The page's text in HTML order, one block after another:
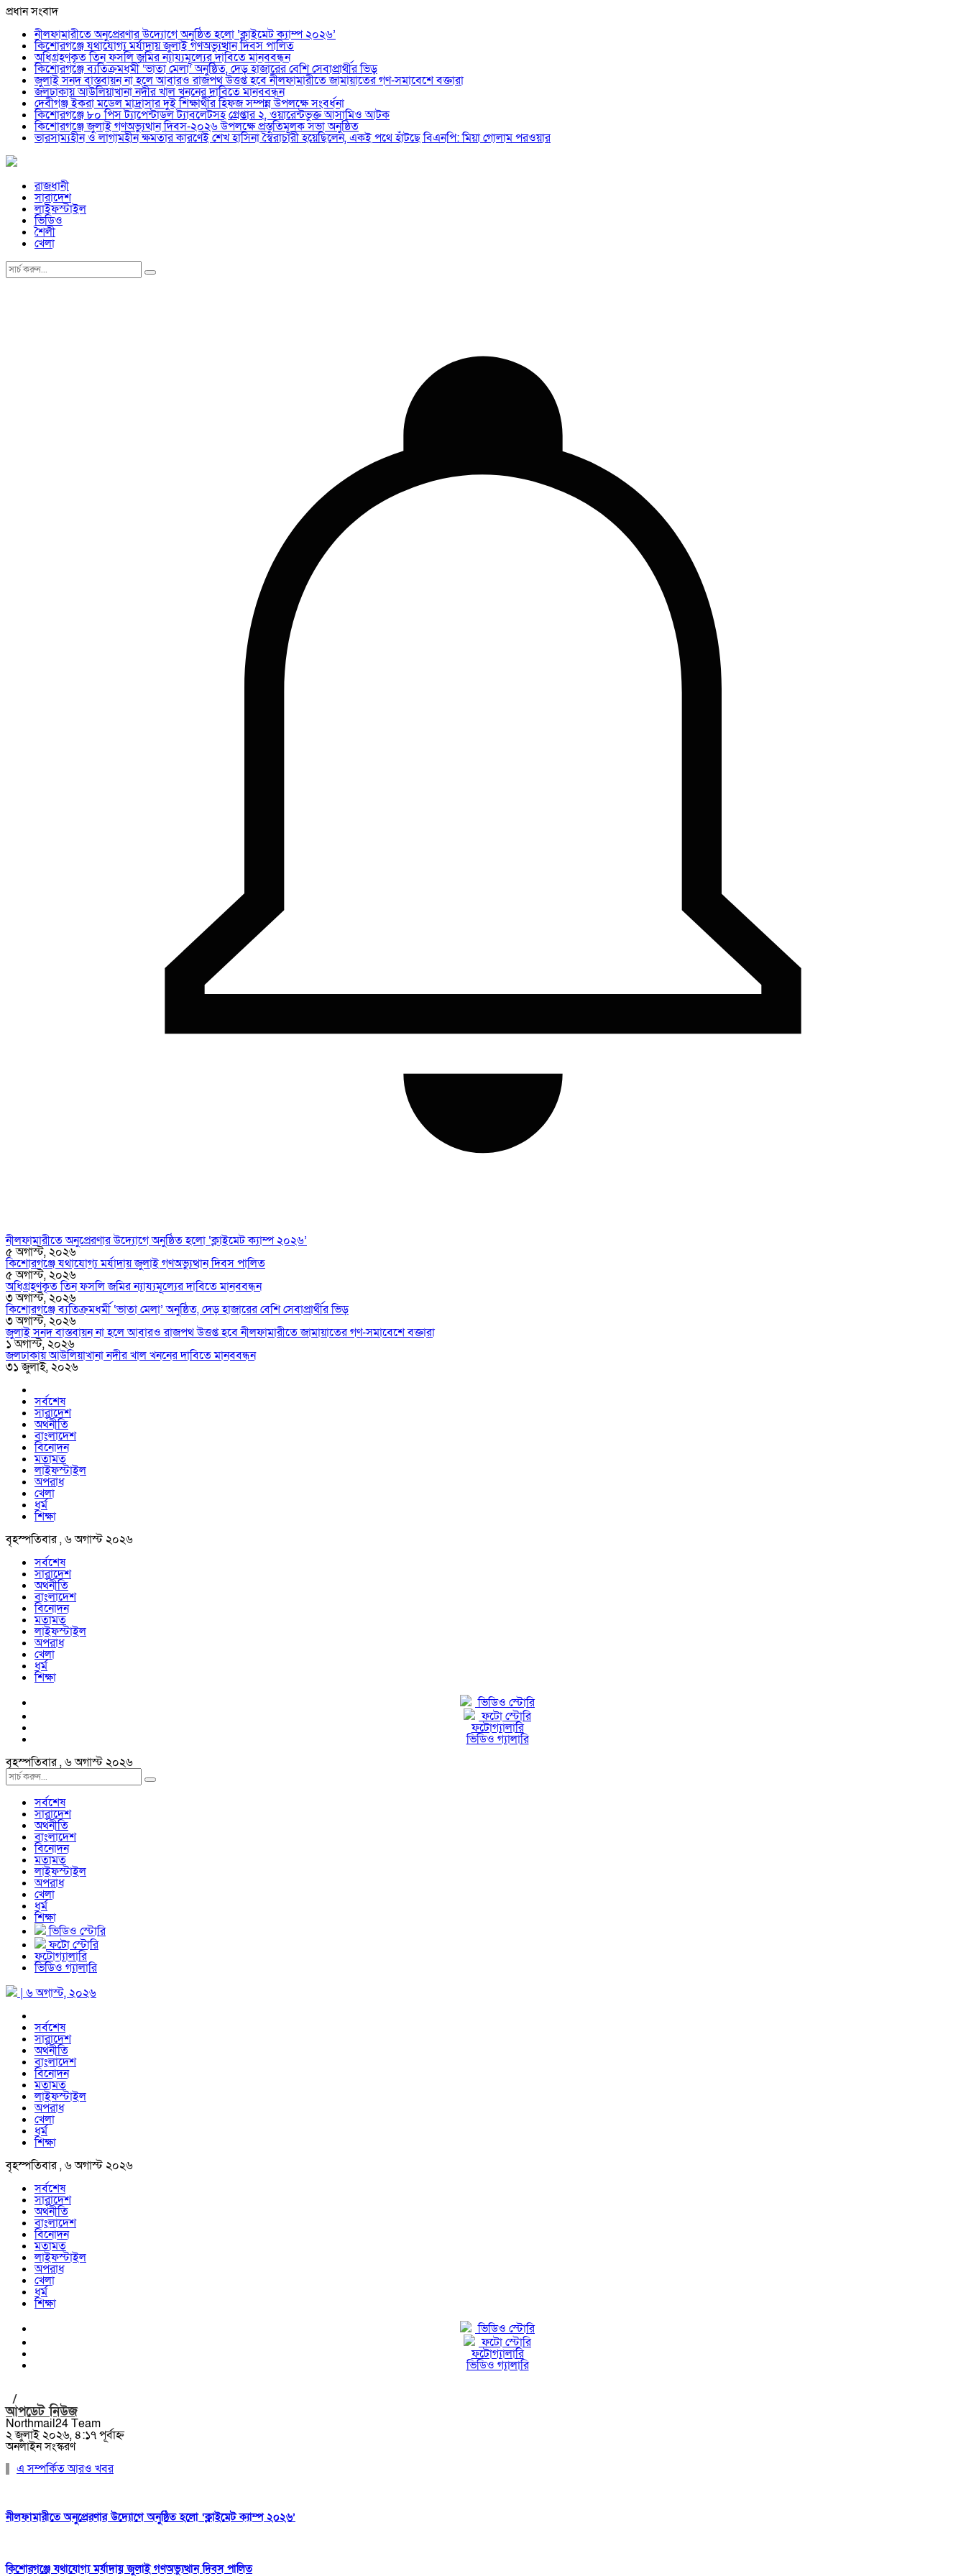
প্রধান সংবাদ
নীলফামারীতে অনুপ্রেরণার উদ্যোগে অনুষ্ঠিত হলো ‘ক্লাইমেট ক্যাম্প ২০২৬’
কিশোরগঞ্জে যথাযোগ্য মর্যাদায় জুলাই গণঅভ্যুত্থান দিবস পালিত
অধিগ্রহণকৃত তিন ফসলি জমির ন্যায্যমূল্যের দাবিতে মানববন্ধন
কিশোরগঞ্জে ব্যতিক্রমধর্মী ‘ভাতা মেলা’ অনুষ্ঠিত, দেড় হাজারের বেশি সেবাপ্রার্থীর ভিড়
জুলাই সনদ বাস্তবায়ন না হলে আবারও রাজপথ উত্তপ্ত হবে নীলফামারীতে জামায়াতের গণ-সমাবেশে বক্তারা
জলঢাকায় আউলিয়াখানা নদীর খাল খননের দাবিতে মানববন্ধন
দেবীগঞ্জ ইকরা মডেল মাদ্রাসার দুই শিক্ষার্থীর হিফজ সম্পন্ন উপলক্ষে সংবর্ধনা
কিশোরগঞ্জে ৮০ পিস ট্যাপেন্টাডল ট্যাবলেটসহ গ্রেপ্তার ২, ওয়ারেন্টভুক্ত আসামিও আটক
কিশোরগঞ্জে জুলাই গণঅভ্যুত্থান দিবস-২০২৬ উপলক্ষে প্রস্তুতিমূলক সভা অনুষ্ঠিত
ভারসাম্যহীন ও লাগামহীন ক্ষমতার কারণেই শেখ হাসিনা স্বৈরাচারী হয়েছিলেন, একই পথে হাঁটছে বিএনপি: মিয়া গোলাম পরওয়ার
রাজধানী
সারাদেশ
লাইফস্টাইল
ভিডিও
শৈলী
খেলা
নীলফামারীতে অনুপ্রেরণার উদ্যোগে অনুষ্ঠিত হলো ‘ক্লাইমেট ক্যাম্প ২০২৬’
৫ অগাস্ট, ২০২৬
কিশোরগঞ্জে যথাযোগ্য মর্যাদায় জুলাই গণঅভ্যুত্থান দিবস পালিত
৫ অগাস্ট, ২০২৬
অধিগ্রহণকৃত তিন ফসলি জমির ন্যায্যমূল্যের দাবিতে মানববন্ধন
৩ অগাস্ট, ২০২৬
কিশোরগঞ্জে ব্যতিক্রমধর্মী ‘ভাতা মেলা’ অনুষ্ঠিত, দেড় হাজারের বেশি সেবাপ্রার্থীর ভিড়
৩ অগাস্ট, ২০২৬
জুলাই সনদ বাস্তবায়ন না হলে আবারও রাজপথ উত্তপ্ত হবে নীলফামারীতে জামায়াতের গণ-সমাবেশে বক্তারা
১ অগাস্ট, ২০২৬
জলঢাকায় আউলিয়াখানা নদীর খাল খননের দাবিতে মানববন্ধন
৩১ জুলাই, ২০২৬
সর্বশেষ
সারাদেশ
অর্থনীতি
বাংলাদেশ
বিনোদন
মতামত
লাইফস্টাইল
অপরাধ
খেলা
ধর্ম
শিক্ষা
বৃহস্পতিবার , ৬ অগাস্ট ২০২৬
সর্বশেষ
সারাদেশ
অর্থনীতি
বাংলাদেশ
বিনোদন
মতামত
লাইফস্টাইল
অপরাধ
খেলা
ধর্ম
শিক্ষা
ভিডিও স্টোরি
ফটো স্টোরি
ফটোগ্যালারি
ভিডিও গ্যালারি
বৃহস্পতিবার , ৬ অগাস্ট ২০২৬
সর্বশেষ
সারাদেশ
অর্থনীতি
বাংলাদেশ
বিনোদন
মতামত
লাইফস্টাইল
অপরাধ
খেলা
ধর্ম
শিক্ষা
ভিডিও স্টোরি
ফটো স্টোরি
ফটোগ্যালারি
ভিডিও গ্যালারি
| ৬ অগাস্ট, ২০২৬
সর্বশেষ
সারাদেশ
অর্থনীতি
বাংলাদেশ
বিনোদন
মতামত
লাইফস্টাইল
অপরাধ
খেলা
ধর্ম
শিক্ষা
বৃহস্পতিবার , ৬ অগাস্ট ২০২৬
সর্বশেষ
সারাদেশ
অর্থনীতি
বাংলাদেশ
বিনোদন
মতামত
লাইফস্টাইল
অপরাধ
খেলা
ধর্ম
শিক্ষা
ভিডিও স্টোরি
ফটো স্টোরি
ফটোগ্যালারি
ভিডিও গ্যালারি
/
আপডেট নিউজ
Northmail24 Team
২ জুলাই ২০২৬, ৪:১৭ পূর্বাহ্ন
অনলাইন সংস্করণ
এ সম্পর্কিত আরও খবর
নীলফামারীতে অনুপ্রেরণার উদ্যোগে অনুষ্ঠিত হলো ‘ক্লাইমেট ক্যাম্প ২০২৬’
কিশোরগঞ্জে যথাযোগ্য মর্যাদায় জুলাই গণঅভ্যুত্থান দিবস পালিত